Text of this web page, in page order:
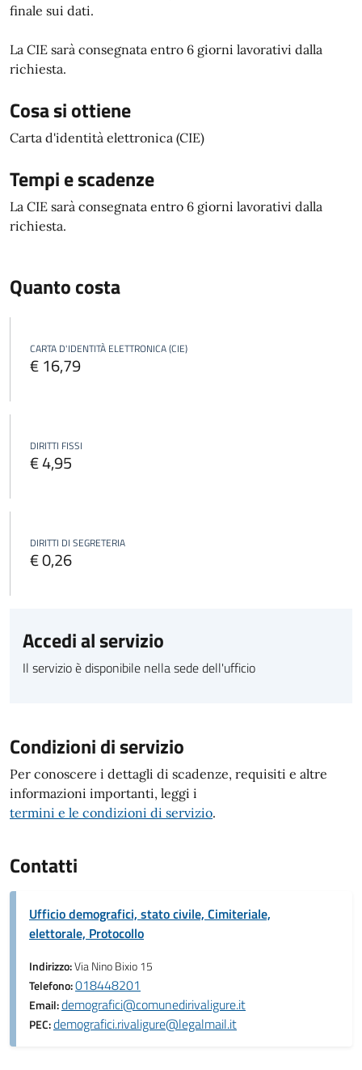
finale sui dati.
La CIE sarà consegnata entro 6 giorni lavorativi dalla
richiesta.
Cosa si ottiene
Carta d'identità elettronica (CIE)
Tempi e scadenze
La CIE sarà consegnata entro 6 giorni lavorativi dalla
richiesta.
Quanto costa
CARTA D'IDENTITÀ ELETTRONICA (CIE)
€ 16,79
DIRITTI FISSI
€ 4,95
DIRITTI DI SEGRETERIA
€ 0,26
Accedi al servizio
Il servizio è disponibile nella sede dell'ufficio
Condizioni di servizio
Per conoscere i dettagli di scadenze, requisiti e altre
informazioni importanti, leggi i
termini e le condizioni di servizio.
Contatti
Ufficio demografici, stato civile, Cimiteriale,
elettorale, Protocollo
Indirizzo:Via Nino Bixio 15
Telefono:018448201
Email:demografici@comunedirivaligure.it
PEC:demografici.rivaligure@legalmail.it